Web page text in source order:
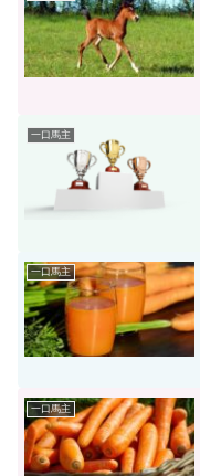
一口馬主
一口馬主
一口馬主